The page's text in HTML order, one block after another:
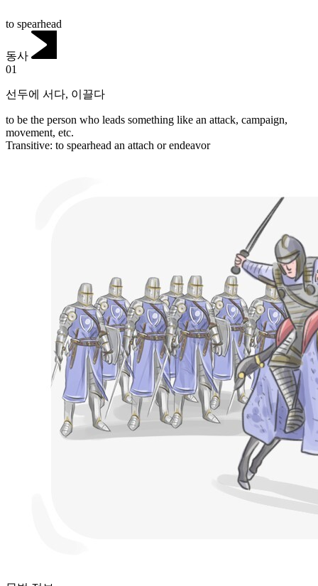
to spearhead
동사
01
선두에 서다, 이끌다
to be the person who leads something like an attack, campaign,
movement, etc.
Transitive: to spearhead an attach or endeavor